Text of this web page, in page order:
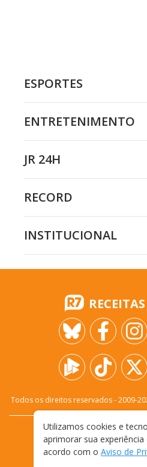
ESPORTES
ENTRETENIMENTO
JR 24H
RECORD
INSTITUCIONAL
Todos os direitos reservados - 2009-
FALE
TERMOS E
Utilizamos cookies e
aprimorar sua experiência
acordo com o Aviso de